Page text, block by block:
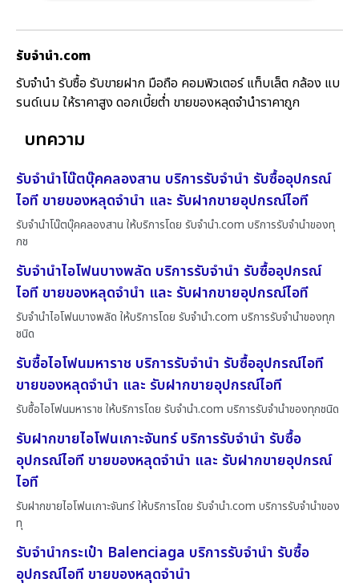
รับจํานํา.com
รับจำนำ รับซื้อ รับขายฝาก มือถือ คอมพิวเตอร์ แท็บเล็ต กล้อง แบ
รนด์เนม ให้ราคาสูง ดอกเบี้ยต่ำ ขายของหลุดจำนำราคาถูก
บทความ
รับจำนำโน๊ตบุ๊คคลองสาน บริการรับจำนำ รับซื้ออุปกรณ์
ไอที ขายของหลุดจำนำ และ รับฝากขายอุปกรณ์ไอที
รับจำนำโน๊ตบุ๊คคลองสาน ให้บริการโดย รับจํานํา.com บริการรับจำนำของทุ
กช
รับจำนำไอโฟนบางพลัด บริการรับจำนำ รับซื้ออุปกรณ์
ไอที ขายของหลุดจำนำ และ รับฝากขายอุปกรณ์ไอที
รับจำนำไอโฟนบางพลัด ให้บริการโดย รับจํานํา.com บริการรับจำนำของทุก
ชนิด
รับซื้อไอโฟนมหาราช บริการรับจำนำ รับซื้ออุปกรณ์ไอที
ขายของหลุดจำนำ และ รับฝากขายอุปกรณ์ไอที
รับซื้อไอโฟนมหาราช ให้บริการโดย รับจํานํา.com บริการรับจำนำของทุกชนิด
รับฝากขายไอโฟนเกาะจันทร์ บริการรับจำนำ รับซื้อ
อุปกรณ์ไอที ขายของหลุดจำนำ และ รับฝากขายอุปกรณ์
ไอที
รับฝากขายไอโฟนเกาะจันทร์ ให้บริการโดย รับจํานํา.com บริการรับจำนำของ
ทุ
รับจำนำกระเป๋า Balenciaga บริการรับจำนำ รับซื้อ
อุปกรณ์ไอที ขายของหลุดจำนำ